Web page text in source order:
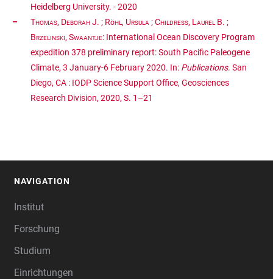
Heidelberg University. - 2020
Thomas, Deborah J. ; Röhl, Ursula ;Childress, Laurel B. ;
Brzelinski, Swaantje: International Ocean Discovery Program
expedition 378 preliminary report: South Pacific Paleogene
Climate, 3 January-6 February 2020. In: Publications. San
Diego, CA : IODP Science Support Office, Geosciences
Research Division, 2020, S. 1–21
NAVIGATION
Institut
Forschung
Studium
Einrichtungen